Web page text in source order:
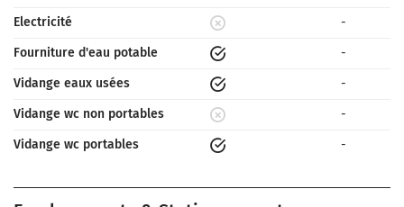
Electricité
-
Fourniture d'eau potable
-
Vidange eaux usées
-
Vidange wc non portables
-
Vidange wc portables
-